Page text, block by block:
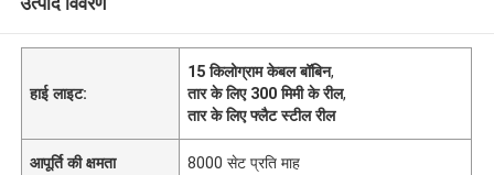
हाई लाइट:
15 किलोग्राम केबल बॉबिन,
तार के लिए 300 मिमी के रील,
तार के लिए फ्लैट स्टील रील
आपूर्ति की क्षमता 8000 सेट प्रति माह